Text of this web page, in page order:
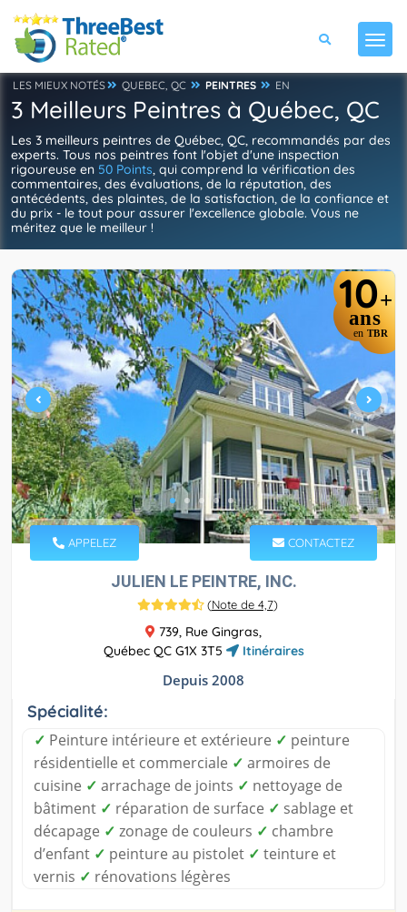
LES MIEUX NOTÉS QUEBEC, QC PEINTRES EN
3 Meilleurs Peintres à Québec, QC
Les 3 meilleurs peintres de Québec, QC, recommandés par des
experts. Tous nos peintres font l'objet d'une inspection
rigoureuse en 50 Points, qui comprend la vérification des
commentaires, des évaluations, de la réputation, des
antécédents, des plaintes, de la satisfaction, de la confiance et
du prix - le tout pour assurer l'excellence globale. Vous ne
méritez que le meilleur !
10+
ans
en TBR
APPELEZ CONTACTEZ
JULIEN LE PEINTRE, INC.
(Note de 4,7)
739, Rue Gingras,
Québec QC G1X 3T5
Itinéraires
Depuis 2008
Spécialité:
✓ Peinture intérieure et extérieure ✓ peinture
résidentielle et commerciale ✓ armoires de
cuisine ✓ arrachage de joints ✓ nettoyage de
bâtiment ✓ réparation de surface ✓ sablage et
décapage ✓ zonage de couleurs ✓ chambre
d’enfant ✓ peinture au pistolet ✓ teinture et
vernis ✓ rénovations légères